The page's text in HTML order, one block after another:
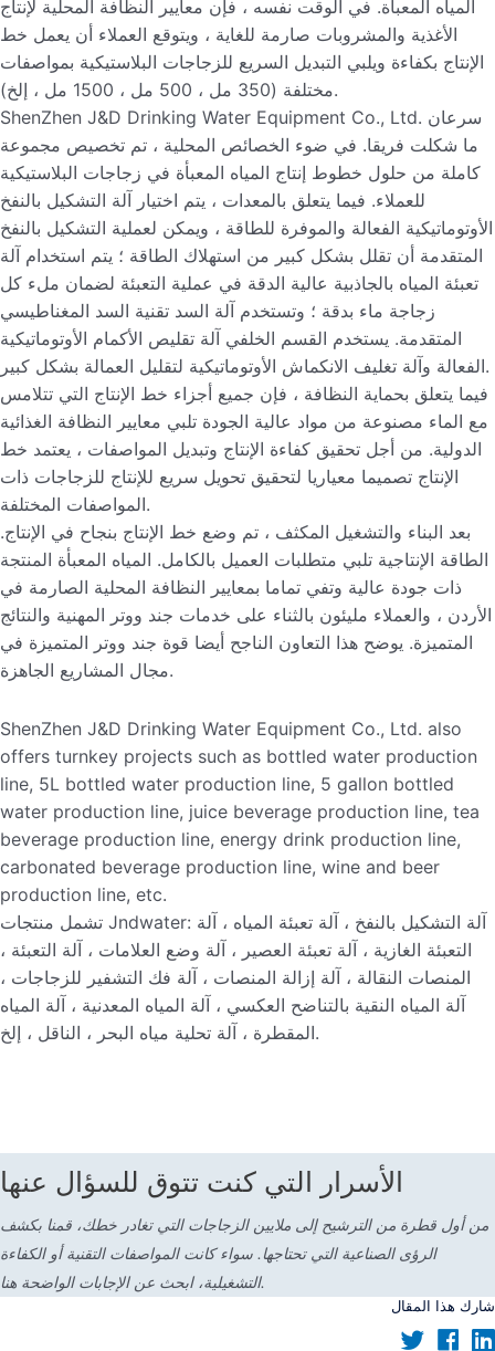
المياه المعبأة. في الوقت نفسه ، فإن معايير النظافة المحلية لإنتاج
الأغذية والمشروبات صارمة للغاية ، ويتوقع العملاء أن يعمل خط
الإنتاج بكفاءة ويلبي التبديل السريع للزجاجات البلاستيكية بمواصفات
مختلفة (350 مل ، 500 مل ، 1500 مل ، إلخ).
ShenZhen J&D Drinking Water Equipment Co., Ltd. سرعان
ما شكلت فريقا. في ضوء الخصائص المحلية ، تم تخصيص مجموعة
كاملة من حلول خطوط إنتاج المياه المعبأة في زجاجات البلاستيكية
للعملاء. فيما يتعلق بالمعدات ، يتم اختيار آلة التشكيل بالنفخ
الأوتوماتيكية الفعالة والموفرة للطاقة ، ويمكن لعملية التشكيل بالنفخ
المتقدمة أن تقلل بشكل كبير من استهلاك الطاقة ؛ يتم استخدام آلة
تعبئة المياه بالجاذبية عالية الدقة في عملية التعبئة لضمان ملء كل
زجاجة ماء بدقة ؛ وتستخدم آلة السد تقنية السد المغناطيسي
المتقدمة. يستخدم القسم الخلفي آلة تقليص الأكمام الأوتوماتيكية
الفعالة وآلة تغليف الانكماش الأوتوماتيكية لتقليل العمالة بشكل كبير.
فيما يتعلق بحماية النظافة ، فإن جميع أجزاء خط الإنتاج التي تتلامس
مع الماء مصنوعة من مواد عالية الجودة تلبي معايير النظافة الغذائية
الدولية. من أجل تحقيق كفاءة الإنتاج وتبديل المواصفات ، يعتمد خط
الإنتاج تصميما معياريا لتحقيق تحويل سريع للإنتاج للزجاجات ذات
المواصفات المختلفة.
بعد البناء والتشغيل المكثف ، تم وضع خط الإنتاج بنجاح في الإنتاج.
الطاقة الإنتاجية تلبي متطلبات العميل بالكامل. المياه المعبأة المنتجة
ذات جودة عالية وتفي تماما بمعايير النظافة المحلية الصارمة في
الأردن ، والعملاء مليئون بالثناء على خدمات جند ووتر المهنية والنتائج
المتميزة. يوضح هذا التعاون الناجح أيضا قوة جند ووتر المتميزة في
مجال المشاريع الجاهزة.
ShenZhen J&D Drinking Water Equipment Co., Ltd. also
offers turnkey projects such as bottled water production
line, 5L bottled water production line, 5 gallon bottled
water production line, juice beverage production line, tea
beverage production line, energy drink production line,
carbonated beverage production line, wine and beer
production line, etc.
تشمل منتجات Jndwater: آلة التشكيل بالنفخ ، آلة تعبئة المياه ، آلة
التعبئة الغازية ، آلة تعبئة العصير ، آلة وضع العلامات ، آلة التعبئة ،
المنصات النقالة ، آلة إزالة المنصات ، آلة فك التشفير للزجاجات ،
آلة المياه النقية بالتناضح العكسي ، آلة المياه المعدنية ، آلة المياه
المقطرة ، آلة تحلية مياه البحر ، الناقل ، إلخ.
الأسرار التي كنت تتوق للسؤال عنها
من أول قطرة من الترشيح إلى ملايين الزجاجات التي تغادر خطك، قمنا بكشف
الرؤى الصناعية التي تحتاجها. سواء كانت المواصفات التقنية أو الكفاءة
التشغيلية، ابحث عن الإجابات الواضحة هنا.
شارك هذا المقال